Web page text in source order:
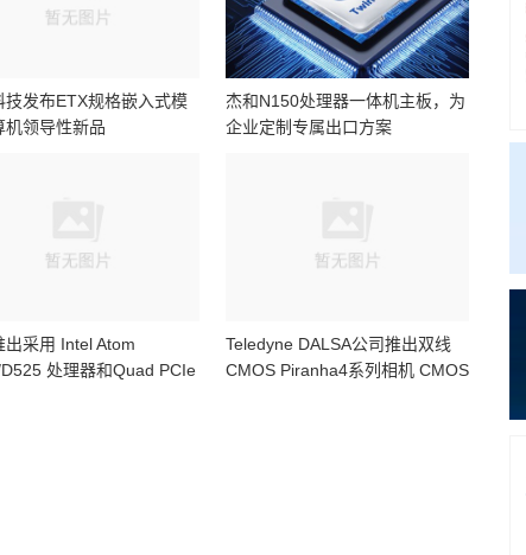
技发布ETX规格嵌入式模
机领导性新品
杰和N150处理器一体机主板，为
企业定制专属出口方案
出采用 Intel Atom
处理器和Quad PCIe
Teledyne DALSA公司推出双线
CMOS Piranha4系列相机 CMOS